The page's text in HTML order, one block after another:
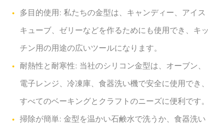
多目的使用: 私たちの金型は、キャンディー、アイス
キューブ、ゼリーなどを作るためにも使用でき、キッ
チン用の用途の広いツールになります。
耐熱性と耐寒性: 当社のシリコン金型は、オーブン、
電子レンジ、冷凍庫、食器洗い機で安全に使用でき、
すべてのベーキングとクラフトのニーズに便利です。
掃除が簡単: 金型を温かい石鹸水で洗うか、食器洗い